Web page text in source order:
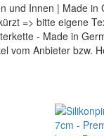
und Innen | Made in
=> bitte eigene
- Made in
vom Anbieter bzw.